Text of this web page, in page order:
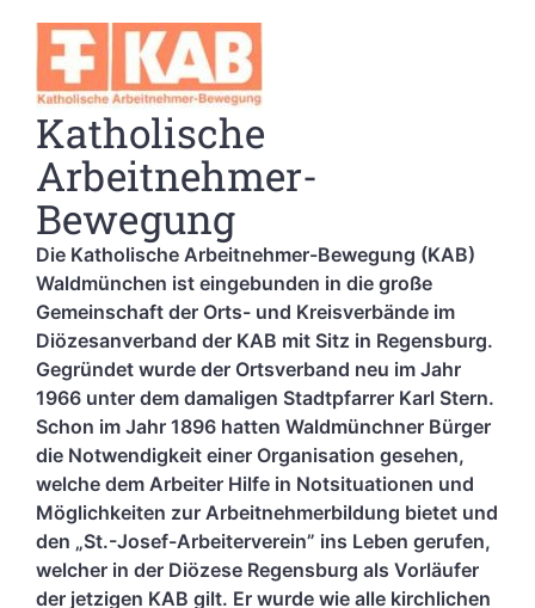
Katholische
Arbeitnehmer-
Bewegung
Die Katholische Arbeitnehmer-Bewegung (KAB)
Waldmünchen ist eingebunden in die große
Gemeinschaft der Orts- und Kreisverbände im
Diözesanverband der KAB mit Sitz in Regensburg.
Gegründet wurde der Ortsverband neu im Jahr
1966 unter dem damaligen Stadtpfarrer Karl Stern.
Schon im Jahr 1896 hatten Waldmünchner Bürger
die Notwendigkeit einer Organisation gesehen,
welche dem Arbeiter Hilfe in Notsituationen und
Möglichkeiten zur Arbeitnehmerbildung bietet und
den „St.-Josef-Arbeiterverein” ins Leben gerufen,
welcher in der Diözese Regensburg als Vorläufer
der jetzigen KAB gilt. Er wurde wie alle kirchlichen